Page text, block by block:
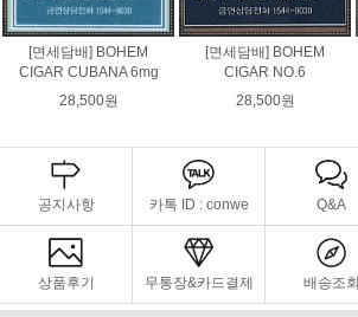
[면세담배] BOHEM
CIGAR CUBANA 6mg
28,500원
[면세담배] BOHEM
CIGAR NO.6
28,500원
공지사항 카톡 ID : conwe Q&A
상품후기 무통장&카드결제 배송조회